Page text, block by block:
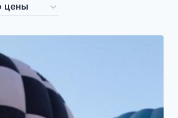
возрастанию